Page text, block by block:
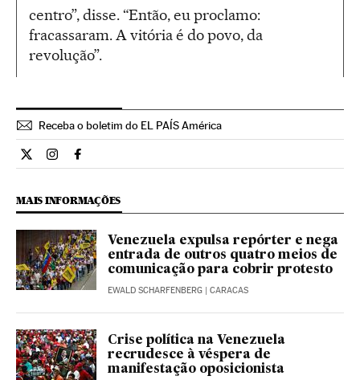
centro”, disse. “Então, eu proclamo:
fracassaram. A vitória é do povo, da
revolução”.
Receba o boletim do EL PAÍS América
Internacional El País Brasil en Twitter
Internacional El País Brasil en Instagram
Internacional El País Brasil en Facebook
MAIS INFORMAÇÕES
Venezuela expulsa repórter e nega
entrada de outros quatro meios de
comunicação para cobrir protesto
EWALD SCHARFENBERG | CARACAS
Crise política na Venezuela
recrudesce à véspera de
manifestação oposicionista